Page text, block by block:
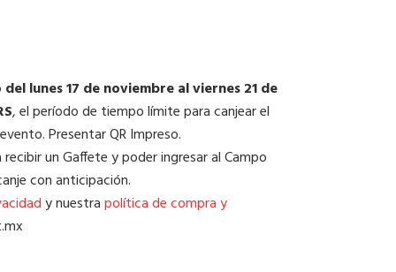
del lunes 17 de noviembre al viernes 21 de
, el período de tiempo límite para canjear el
Presentar QR Impreso.
un Gaffete y poder ingresar al Campo
con anticipación.
y nuestrapolítica de compra y